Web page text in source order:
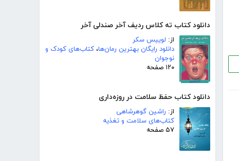
دانلود کتاب ته کلاس ردیف آخر صندلی آخر
از: لوییس سکر
دانلود رایگان بهترین رمان‌ها، کتاب‌های کودک و
نوجوان
۱۲۰ صفحه
دانلود کتاب حفظ سلامت در روزه‌داری
از: راشین گوهرشاهی
کتاب‌های سلامت و تغذیه
۵۷ صفحه